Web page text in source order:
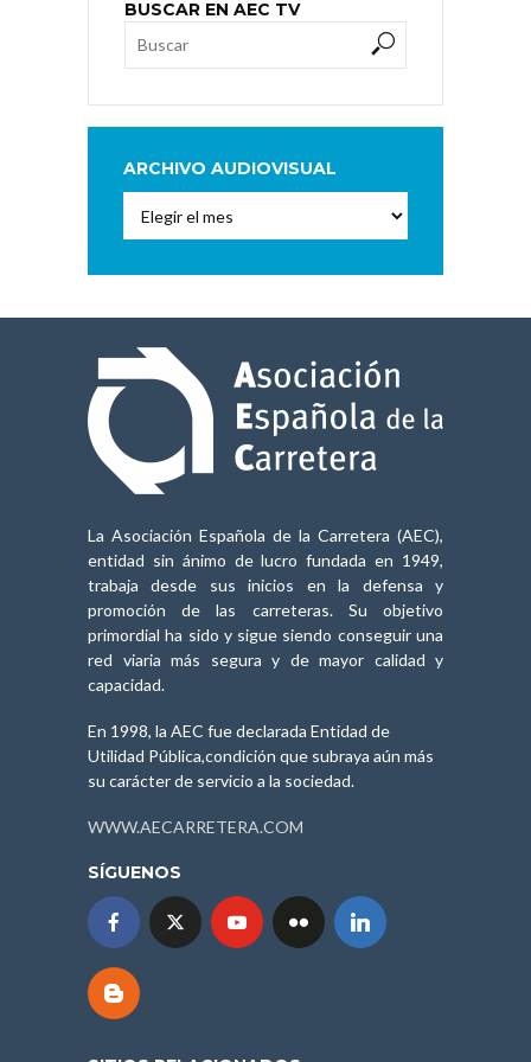
BUSCAR EN AEC TV
ARCHIVO AUDIOVISUAL
Audiovisual
La Asociación Española de la Carretera (AEC),
entidad sin ánimo de lucro fundada en 1949,
trabaja desde sus inicios en la defensa y
promoción de las carreteras. Su objetivo
primordial ha sido y sigue siendo conseguir una
red viaria más segura y de mayor calidad y
capacidad.
En 1998, la AEC fue declarada Entidad de
Utilidad Pública,condición que subraya aún más
su carácter de servicio a la sociedad.
WWW.AECARRETERA.COM
SÍGUENOS